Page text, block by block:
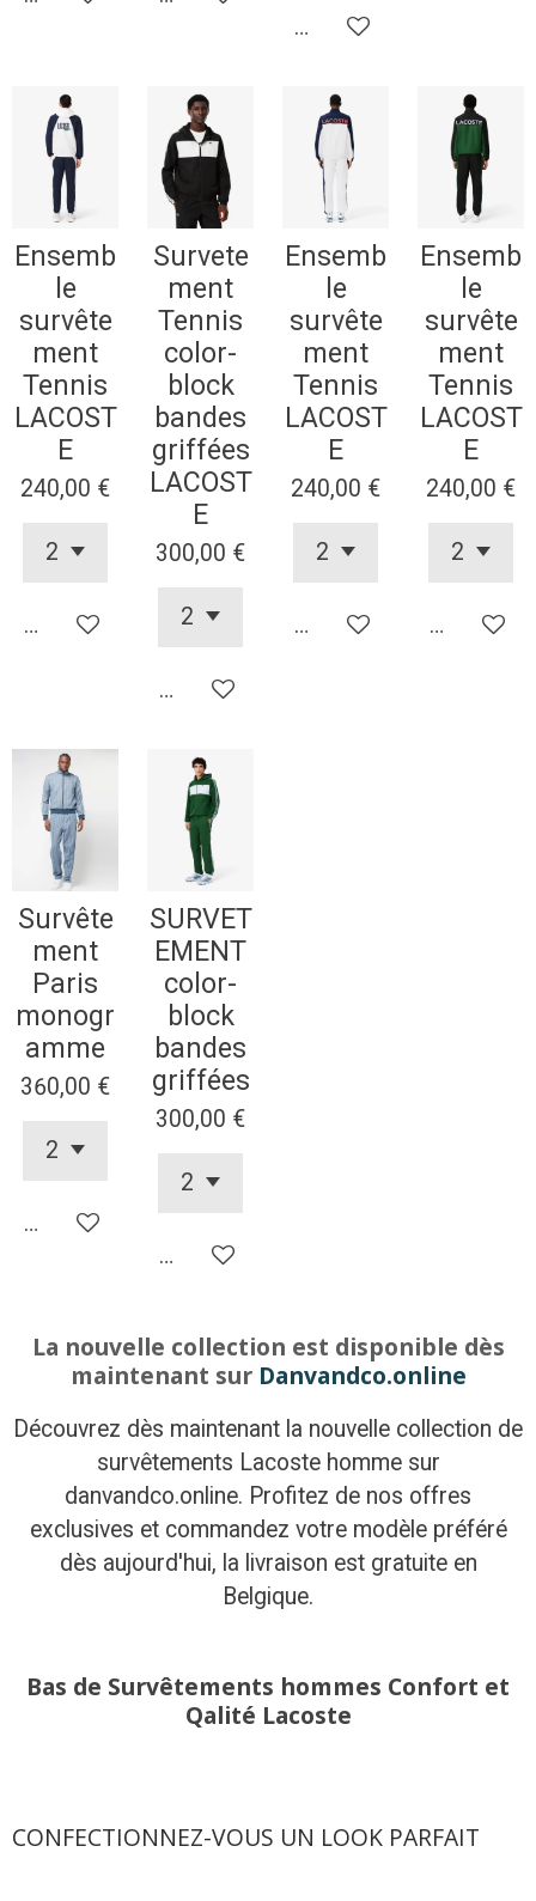
Ajouter au panier
Ensemb
le
survête
ment
Tennis
LACOST
E
240,00 €
Ajouter au panier
Survete
ment
Tennis
color-
block
bandes
griffées
LACOST
E
300,00 €
Ajouter au panier
Ensemb
le
survête
ment
Tennis
LACOST
E
240,00 €
Ajouter au panier
Ensemb
le
survête
ment
Tennis
LACOST
E
240,00 €
Ajouter
Survête
ment
Paris
monogr
amme
360,00 €
Ajouter au panier
SURVET
EMENT
color-
block
bandes
griffées
300,00 €
Ajouter au panier
La nouvelle collection est disponible dès
maintenant sur Danvandco.online
Découvrez dès maintenant la nouvelle collection de
survêtements Lacoste homme sur
danvandco.online. Profitez de nos offres
exclusives et commandez votre modèle préféré
dès aujourd'hui, la livraison est gratuite en
Belgique.
Bas de Survêtements hommes Confort et
Qalité Lacoste
CONFECTIONNEZ-VOUS UN LOOK PARFAIT